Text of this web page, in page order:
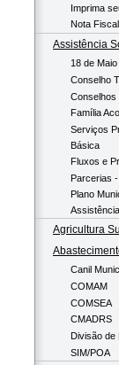
Imprima
Nota
Assistência
18 de Maio
Conselho
Conselhos
Família
Serviços
Básica
Fluxos e
Parcerias
Plano
Agricultura
Canil
COMAM
COMSEA
CMADRS
Divisão de
SIM/POA